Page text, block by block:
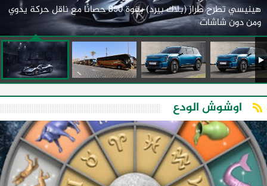
هينيسي تطرح طراز (بلاك بيرد) بقوة 850 حصانًا مع ناقل حركة يدوي
ومن دون شاشات
اوشوش الودع